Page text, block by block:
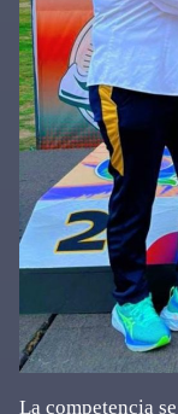
La competencia